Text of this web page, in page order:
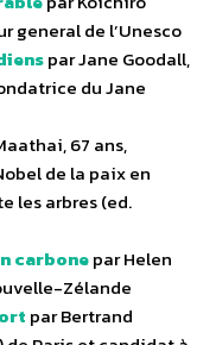
general de l’Unesco
par Jane Goodall,
du Jane
67 ans,
de la paix en
les arbres (ed.
carbonepar Helen
Zélande
par Bertrand